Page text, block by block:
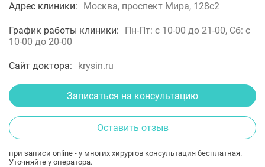
Адрес клиники: Москва, проспект Мира, 128с2
График работы клиники:
Пн-Пт: с 10-00 до 21-00, Сб: с
10-00 до 20-00
Сайт доктора: krysin.ru
Записаться на консультацию
Оставить отзыв
при записи online - у многих хирургов консультация бесплатная.
Уточняйте у оператора.